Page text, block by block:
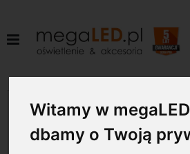
Witamy w
dbamy o Twoją
koniec
galerii
10W